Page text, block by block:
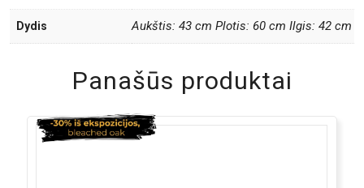
Dydis Aukštis: 43 cm Plotis: 60 cm Ilgis: 42 cm
Panašūs produktai